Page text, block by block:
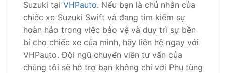
Suzuki tại VHPauto. Nếu bạn là chủ nhân của
chiếc xe Suzuki Swift và đang tìm kiếm sự
hoàn hảo trong việc bảo vệ và duy trì sự bền
bỉ cho chiếc xe của mình, hãy liên hệ ngay với
VHPauto. Đội ngũ chuyên viên tư vấn của
chúng tôi sẽ hỗ trợ bạn không chỉ với Phụ tùng